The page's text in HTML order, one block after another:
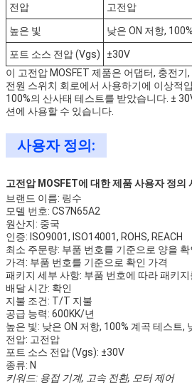
전압 고전압
높은 빛 낮은 ON 저항,
포트 소스 전압 (Vgs)
±30V
이 고전압 MOSFET 제품은 어댑터, 충전
전원 스위치 회로에서 사용하기에 이상적
100%의 산사태 테스트를 받았습니다. ±
션에 사용할 수 있습니다.
사용자 정의:
고전압 MOSFET에 대한 제품 사용자 정의
브랜드 이름: 링수
모델 번호: CS7N65A2
원산지: 중국
인증: ISO9001, ISO14001, ROHS, REACH
최소 주문량: 부품 번호를 기준으로 양을 확
가격: 부품 번호를 기준으로 확인 가격
패키지 세부 사항: 부품 번호에 따라 패키
배달 시간: 확인
지불 조건: T/T 지불
공급 능력: 600KK/년
높은 빛: 낮은 ON 저항, 100% 계곡 테스트,
전압: 고전압
포트 소스 전압 (Vgs): ±30V
종류: N
키워드: 용접 기계, 고속 전환, 모터 제어